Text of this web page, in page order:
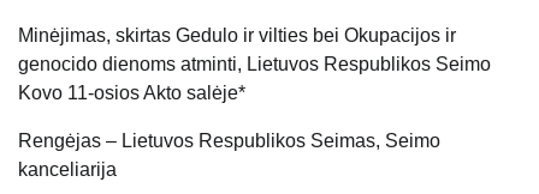
Minėjimas, skirtas Gedulo ir vilties bei Okupacijos ir
genocido dienoms atminti, Lietuvos Respublikos Seimo
Kovo 11-osios Akto salėje*
Rengėjas – Lietuvos Respublikos Seimas, Seimo
kanceliarija